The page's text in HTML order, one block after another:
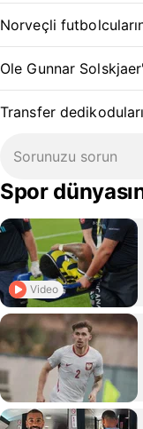
Norveçli
Ole Gunnar
Transfer
Spor
Video